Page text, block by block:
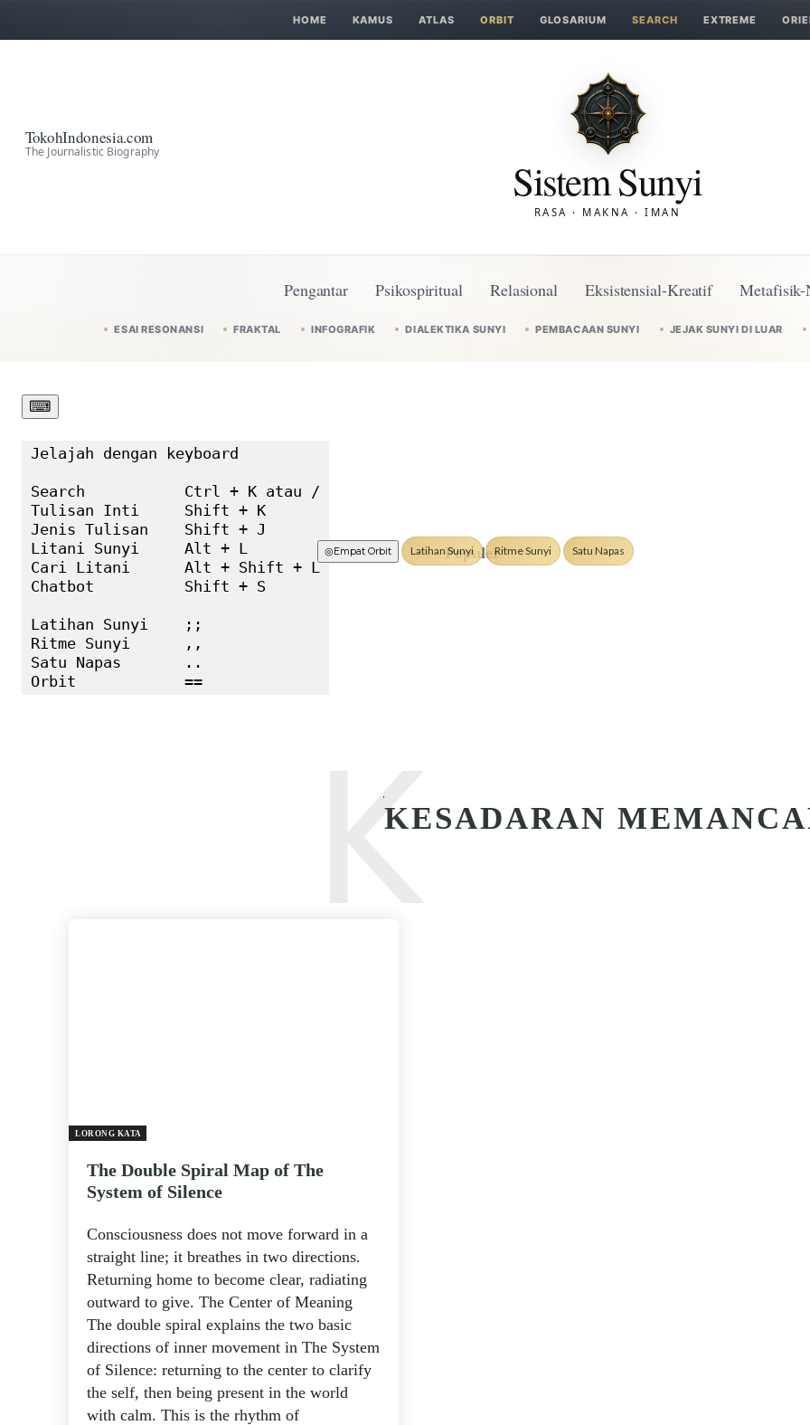
HOME KAMUS ATLAS ORBIT GLOSARIUM SEARCH EXTREME
TokohIndonesia.com
The Journalistic Biography
Sistem Sunyi
RASA · MAKNA · IMAN
Pengantar Psikospiritual Relasional Eksistensial-Kreatif
ESAI RESONANSI FRAKTAL INFOGRAFIK DIALEKTIKA SUNYI PEMBACAAN SUNYI JEJAK SUNYI DI LUAR
⌨︎
Jelajah dengan keyboard
Search           Ctrl + K atau /
Tulisan Inti     Shift + K
Jenis Tulisan    Shift + J
Litani Sunyi     Alt + L
Cari Litani      Alt + Shift + L
Chatbot          Shift + S
Latihan Sunyi    ;;
Ritme Sunyi      ,,
Satu Napas       ..
Orbit            ==
Terbaru Populer
◎Empat Orbit Latihan Sunyi Ritme Sunyi Satu Napas
KESADARAN
K
LORONG KATA
The Double Spiral Map of The
System of Silence
Consciousness does not move forward in a
straight line; it breathes in two directions.
Returning home to become clear, radiating
outward to give. The Center of Meaning
The double spiral explains the two basic
directions of inner movement in The System
of Silence: returning to the center to clarify
the self, then being present in the world
with calm. This is the rhythm of